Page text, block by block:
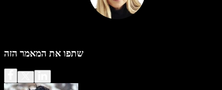
שתפו את המאמר הזה